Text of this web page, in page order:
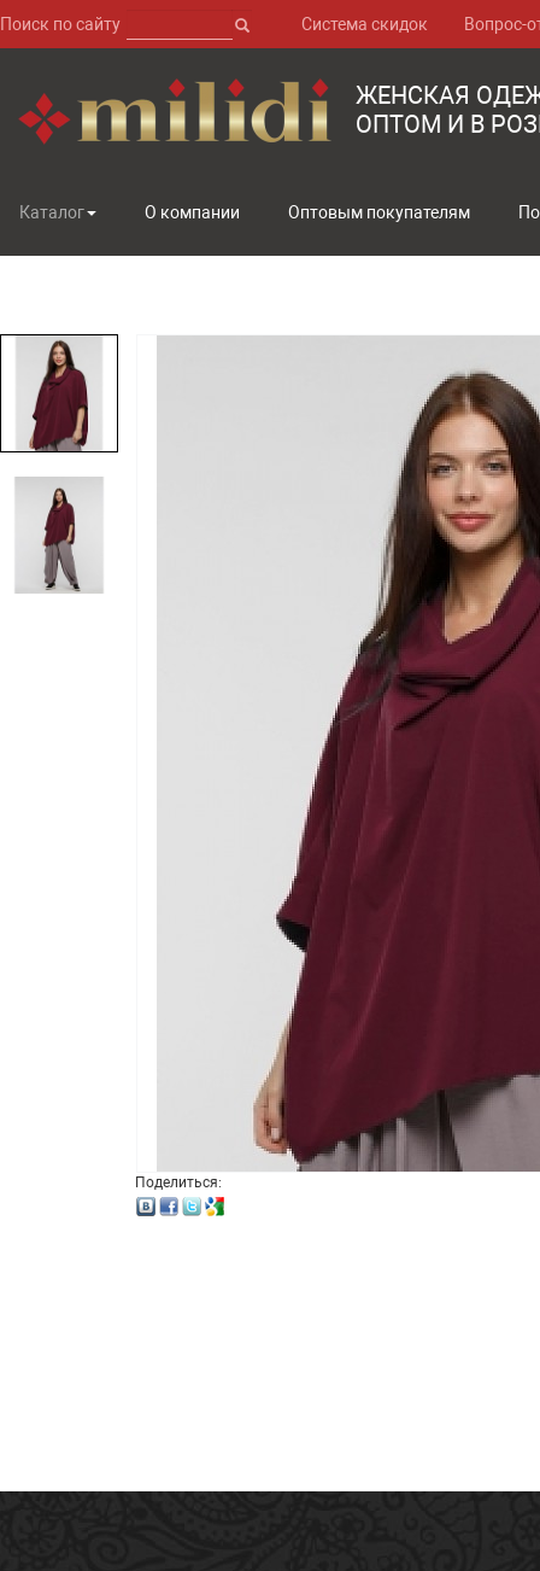
Поиск по сайту Система скидок Вопрос-
ЖЕНСКАЯ
ОПТОМ И В
Каталог О компании Оптовым покупателям
Поделиться: